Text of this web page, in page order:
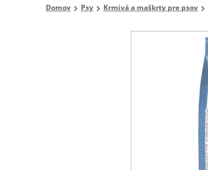
Domov Psy Krmivá a maškrty pre psov